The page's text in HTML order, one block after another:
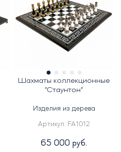
Шахматы коллекционные
"Стаунтон"
Изделия из дерева
Артикул: FA1012
65 000 руб.